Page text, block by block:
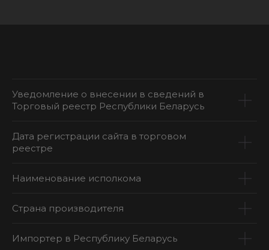
Уведомление о внесении в сведений в
Торговый реестр Республики Беларусь
Дата регистрации сайта в торговом
реестре
Наименование исполкома
Страна производителя
Импортер в Республику Беларусь